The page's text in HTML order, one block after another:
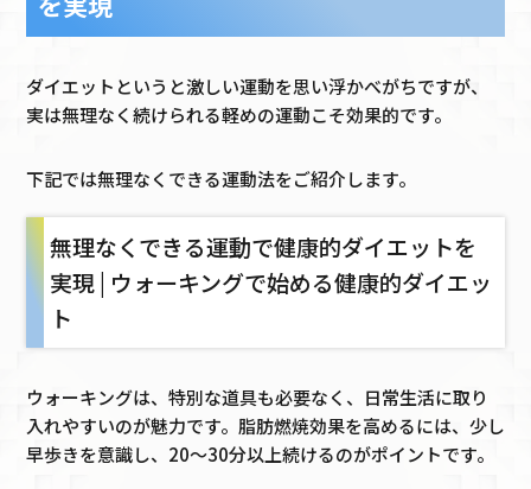
ダイエットというと激しい運動を思い浮かべがちですが、
実は無理なく続けられる軽めの運動こそ効果的です。
下記では無理なくできる運動法をご紹介します。
無理なくできる運動で健康的ダイエットを
実現 | ウォーキングで始める健康的ダイエッ
ト
ウォーキングは、特別な道具も必要なく、日常生活に取り
入れやすいのが魅力です。脂肪燃焼効果を高めるには、少し
早歩きを意識し、20〜30分以上続けるのがポイントです。